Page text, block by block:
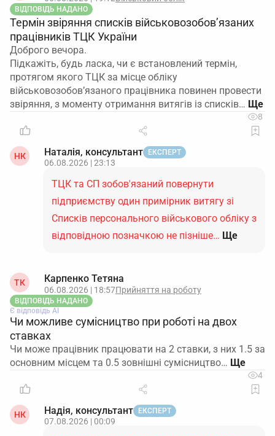
ВІДПОВІДЬ НАДАНО
Термін звіряння списків військовозобов’язаних
працівників ТЦК України
Доброго вечора.
Підкажіть, будь ласка, чи є встановлений термін,
протягом якого ТЦК за місце обліку
військовозобов’язаного працівника повинен провести
звіряння, з моменту отримання витягів із списків…
8
НК Наталія, консультант ЕКСПЕРТ
06.08.2026 | 23:13
ТЦК та СП зобов'язаний повернути
підприємству один примірник витягу зі
Списків персонального військового обліку з
відповідною позначкою не пізніше… Ще
ТК Карпенко Тетяна
06.08.2026 | 18:57Прийняття на роботу
ВІДПОВІДЬ НАДАНО
Є відповідь АІ
Чи можливе сумісництво при роботі на двох
ставках
Чи може працівник працювати на 2 ставки, з них 1.5 за
основним місцем та 0.5 зовнішні сумісництво…
4
НК Надія, консультант ЕКСПЕРТ
07.08.2026 | 00:09